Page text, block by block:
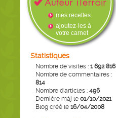
mes recettes
ajoutez-les à
votre carnet
Statistiques
Nombre de visites : 1 692 816
Nombre de commentaires :
814
Nombre d'articles : 496
Dernière màj le 01/10/2021
Blog créé le 16/04/2008